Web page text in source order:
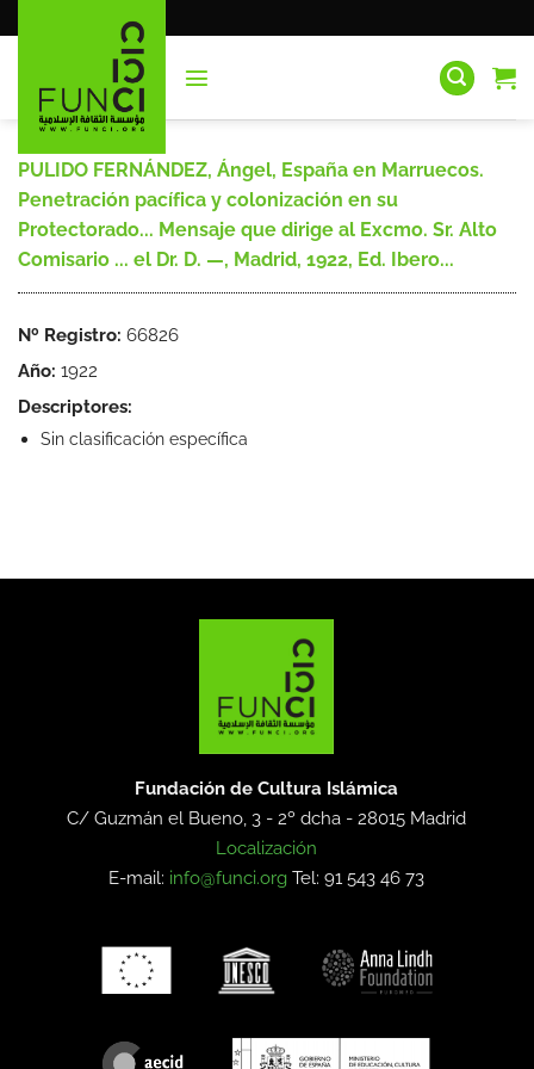
al
PULIDO FERNÁNDEZ, Ángel, España en Marruecos.
Penetración pacífica y colonización en su
Protectorado... Mensaje que dirige al Excmo. Sr. Alto
Comisario ... el Dr. D. —, Madrid, 1922, Ed. Ibero...
Nº Registro: 66826
Año: 1922
Descriptores:
Sin clasificación específica
Fundación de Cultura Islámica
C/ Guzmán el Bueno, 3 - 2º dcha -28015 Madrid
Localización
E-mail: info@funci.org Tel: 91 543 46 73